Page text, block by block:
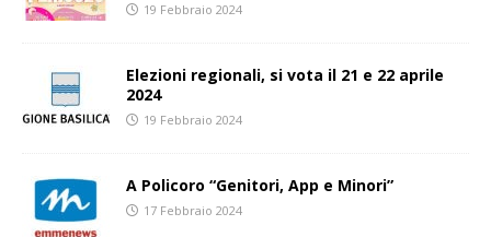
19 Febbraio 2024
Elezioni regionali, si vota il 21 e 22 aprile
2024
19 Febbraio 2024
A Policoro “Genitori, App e Minori”
17 Febbraio 2024